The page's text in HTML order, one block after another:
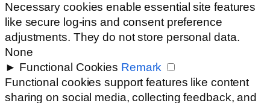
Necessary cookies enable essential site features
like secure log-ins and consent preference
adjustments. They do not store personal data.
None
► Functional Cookies Remark
Functional cookies support features like content
sharing on social media, collecting feedback, and